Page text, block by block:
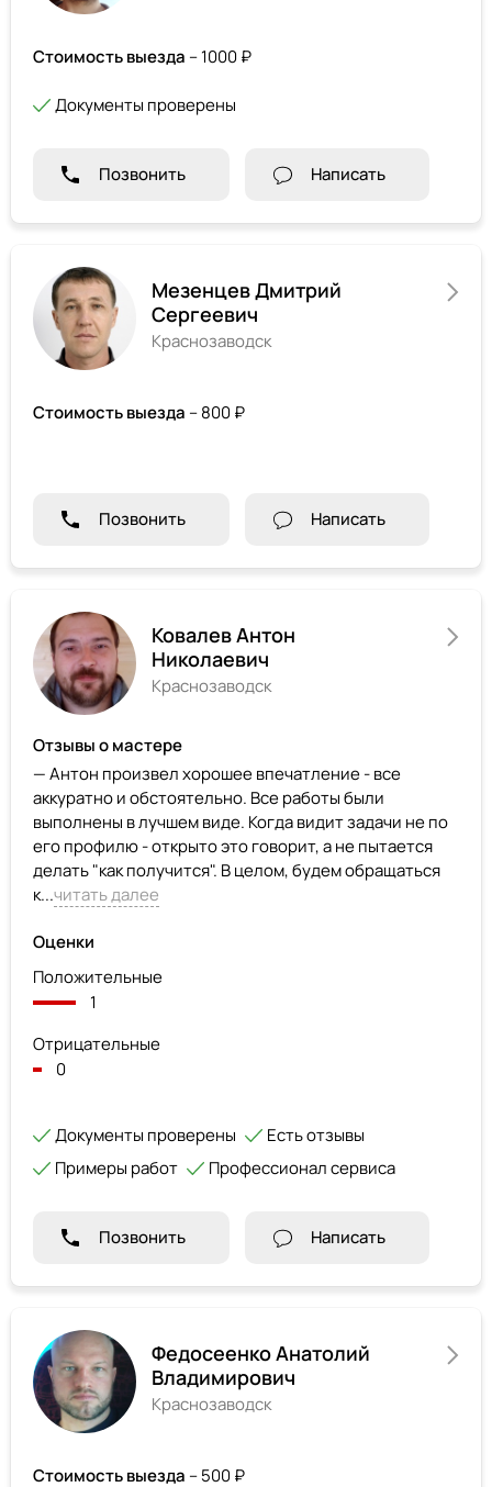
Стоимость выезда – 1000 ₽
Документы проверены
Позвонить Написать
Мезенцев Дмитрий
Сергеевич
Краснозаводск
Стоимость выезда – 800 ₽
Позвонить Написать
Ковалев Антон
Николаевич
Краснозаводск
Отзывы о мастере
— Антон произвел хорошее впечатление - все
аккуратно и обстоятельно. Все работы были
выполнены в лучшем виде. Когда видит задачи не по
его профилю - открыто это говорит, а не пытается
делать "как получится". В целом, будем обращаться
к...читать далее
Оценки
Положительные
1
Отрицательные
0
Документы проверены
Есть отзывы
Примеры работ
Профессионал сервиса
Позвонить Написать
Федосеенко Анатолий
Владимирович
Краснозаводск
Стоимость выезда – 500 ₽